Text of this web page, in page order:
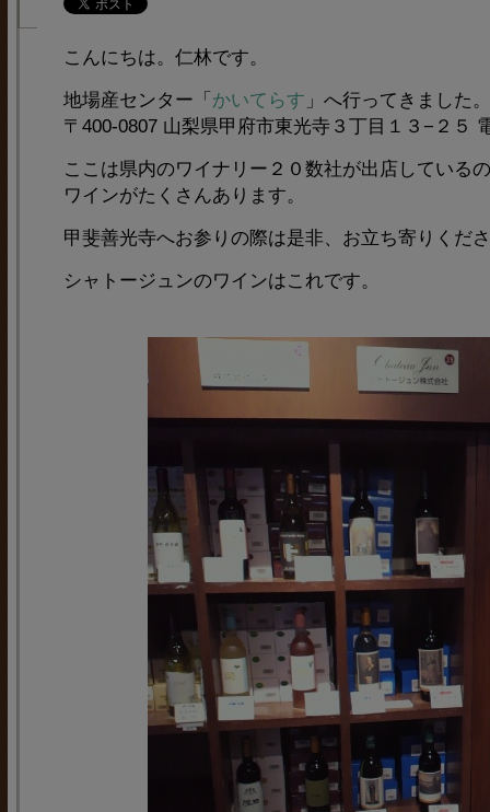
こんにちは。仁林です。
地場産センター「 かいてらす 」へ行ってきました。
〒400-0807 山梨県甲府市東光寺３丁目１３−２５
ここは県内のワイナリー２０数社が出店している
ワインがたくさんあります。
甲斐善光寺へお参りの際は是非、お立ち寄りくだ
シャトージュンのワインはこれです。